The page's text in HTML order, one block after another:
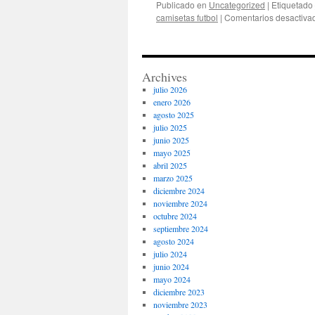
Publicado en Uncategorized | Etiquetado
camisetas futbol | Comentarios
Archives
julio 2026
enero 2026
agosto 2025
julio 2025
junio 2025
mayo 2025
abril 2025
marzo 2025
diciembre 2024
noviembre 2024
octubre 2024
septiembre 2024
agosto 2024
julio 2024
junio 2024
mayo 2024
diciembre 2023
noviembre 2023